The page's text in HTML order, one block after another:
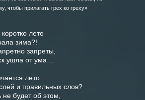
чтобы прилагать грех ко греху»
лето
зима?!
запреты,
ушла от ума…
лето
и правильных слов?
будет об этом,